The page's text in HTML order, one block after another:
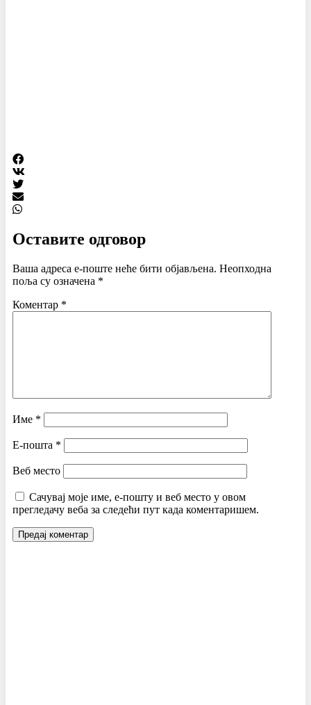
Оставите одговор
Ваша адреса е-поште неће бити објављена. Неопходна
поља су означена *
Коментар *
Име *
Е-пошта *
Веб место
Сачувај моје име, е-пошту и веб место у овом
прегледачу веба за следећи пут када коментаришем.